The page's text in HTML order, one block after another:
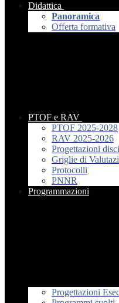
Didattica
Panoramica
Offerta formativa
PTOF e RAV
PTOF 2025-2028
RAV 2025-2026
Progettazioni
Griglie di
Protocolli
PNNR
Programmazioni
Progettazioni